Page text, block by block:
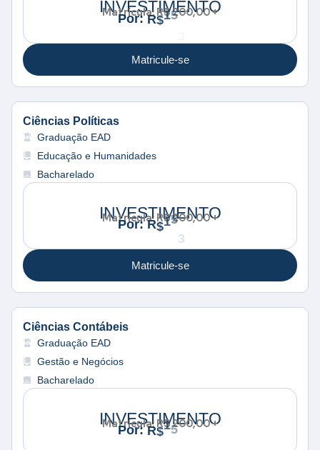
Matricule-se
INVESTIMENTO
Matrícula: R$ 200,00 +
Por: R$153,1
Ciências Políticas
Graduação EAD
Educação e Humanidades
Bacharelado
Matricule-se
INVESTIMENTO
Matrícula: R$ 200,00 +
Por: R$153,1
Ciências Contábeis
Graduação EAD
Gestão e Negócios
Bacharelado
INVESTIMENTO
Matrícula: R$ 200,00 +
Por: R$153,1